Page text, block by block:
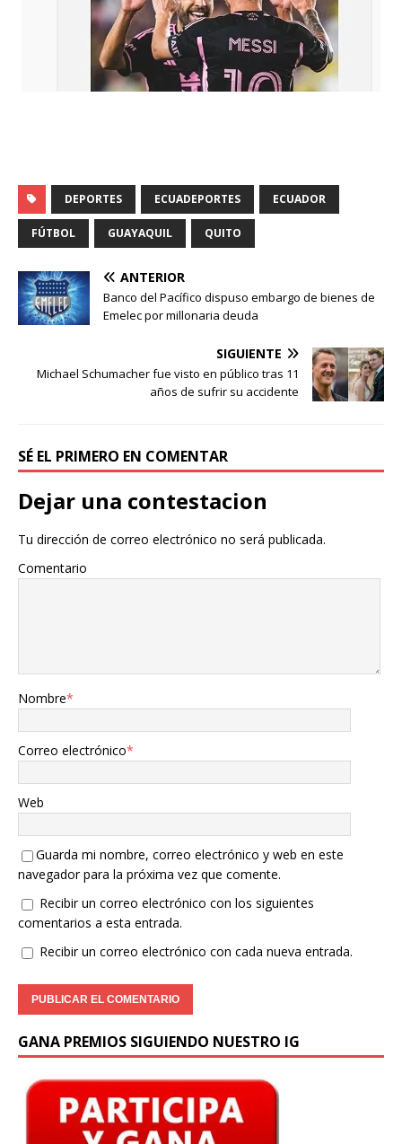
DEPORTES ECUADEPORTES ECUADOR
FÚTBOL GUAYAQUIL QUITO
ANTERIOR
Banco del Pacífico dispuso embargo de bienes de
Emelec por millonaria deuda
SIGUIENTE
Michael Schumacher fue visto en público tras 11
años de sufrir su accidente
SÉ EL PRIMERO EN COMENTAR
Dejar una contestacion
Tu dirección de correo electrónico no será publicada.
Comentario
Nombre*
Correo electrónico*
Web
Guarda mi nombre, correo electrónico y web en este
navegador para la próxima vez que comente.
Recibir un correo electrónico con los siguientes
comentarios a esta entrada.
Recibir un correo electrónico con cada nueva entrada.
GANA PREMIOS SIGUIENDO NUESTRO IG